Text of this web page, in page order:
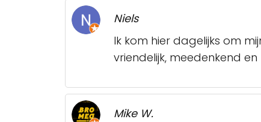
Niels
Ik kom hier dagelijks om
vriendelijk, meedenkend
Mike W.